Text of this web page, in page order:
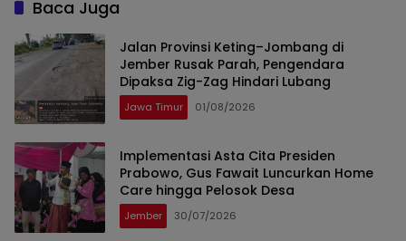
Baca Juga
Jalan Provinsi Keting–Jombang di
Jember Rusak Parah, Pengendara
Dipaksa Zig-Zag Hindari Lubang
Jawa Timur 01/08/2026
Implementasi Asta Cita Presiden
Prabowo, Gus Fawait Luncurkan Home
Care hingga Pelosok Desa
Jember 30/07/2026